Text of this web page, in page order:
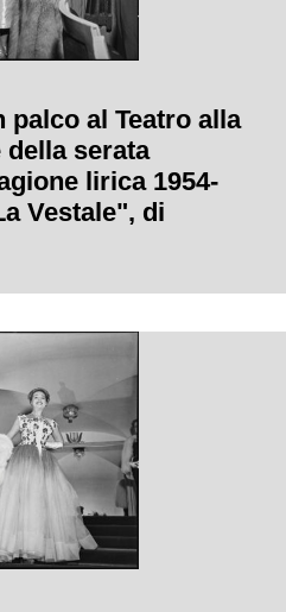
palco al Teatro alla
serata
lirica 1954-
Vestale", di
Luchino Visconti